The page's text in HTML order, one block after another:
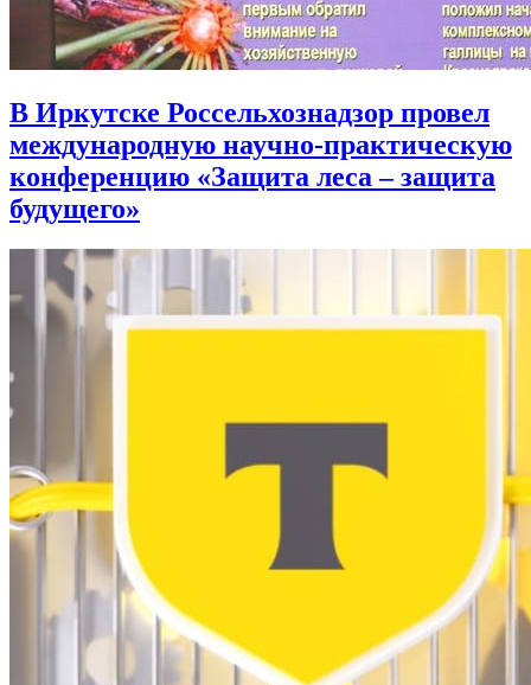
В Иркутске Россельхознадзор провел
международную научно-практическую
конференцию «Защита леса – защита
будущего»